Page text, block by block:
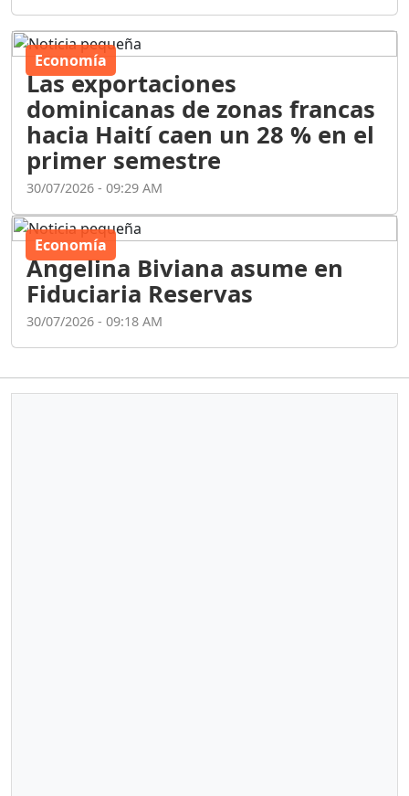
Economía
Las exportaciones
dominicanas de zonas francas
hacia Haití caen un 28 % en el
primer semestre
30/07/2026 - 09:29 AM
Economía
Angelina Biviana asume en
Fiduciaria Reservas
30/07/2026 - 09:18 AM